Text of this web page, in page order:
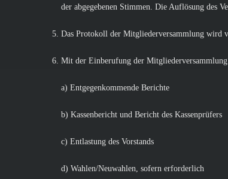
der abgegebenen Stimmen. Die Auflösung des
Das Protokoll der Mitgliederversammlung wird
Mit der Einberufung der
a) Entgegenkommende Berichte
b) Kassenbericht und Bericht des Kassenprüfers
c) Entlastung des Vorstands
d) Wahlen/Neuwahlen, sofern erforderlich